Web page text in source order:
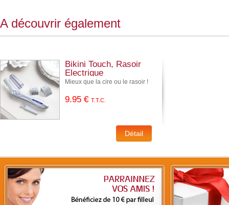
A découvrir également
Bikini Touch, Rasoir
Electrique
Mieux que la cire ou le rasoir !
9.95 € T.T.C.